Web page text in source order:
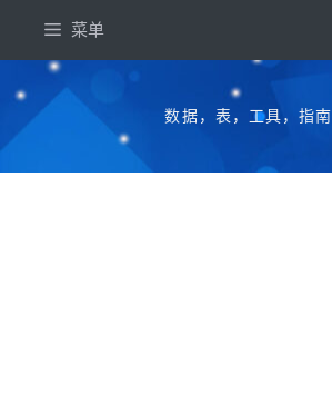
容
菜单
数据，表，工具，指南